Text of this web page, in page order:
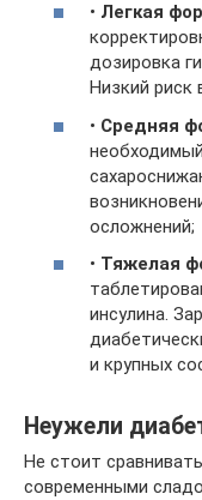
• Легкая
дозировка
Низкий риск
• Средняя
осложнений;
• Тяжелая
инсулина.
и крупных
Неужели
Не стоит
современными